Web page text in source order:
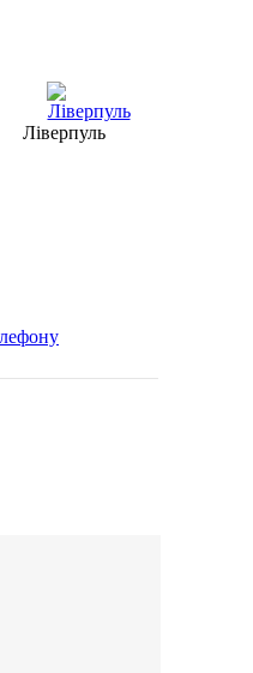
Ліверпуль